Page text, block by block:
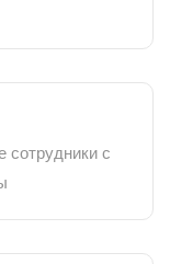
сотрудники с